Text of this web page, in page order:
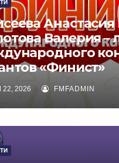
Анастасия
Валерия –
«Финист»
2026 FMFADMIN